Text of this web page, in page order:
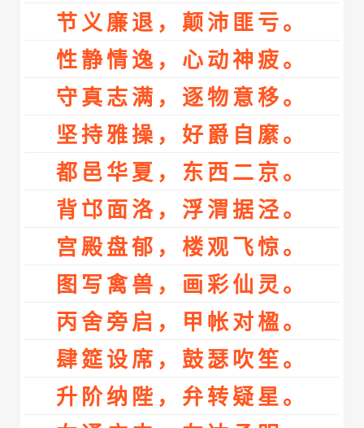
节义廉退，颠沛匪亏。
性静情逸，心动神疲。
守真志满，逐物意移。
坚持雅操，好爵自縻。
都邑华夏，东西二京。
背邙面洛，浮渭据泾。
宫殿盘郁，楼观飞惊。
图写禽兽，画彩仙灵。
丙舍旁启，甲帐对楹。
肆筵设席，鼓瑟吹笙。
升阶纳陛，弁转疑星。